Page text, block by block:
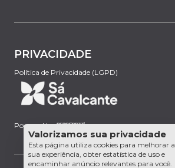
PRIVACIDADE
Política de Privacidade (LGPD)
Powered by:
Valorizamos sua privacidade
Esta página utiliza cookies para melhorar a
sua experiência, obter estatística de uso e
encaminhar anúncio relevantes para você.